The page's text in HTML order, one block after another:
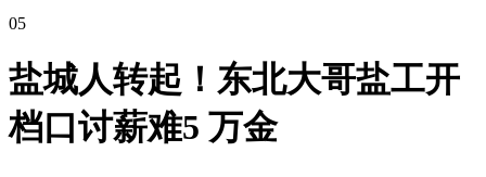
05
盐城人转起！东北大哥盐工开
档口讨薪难5 万金